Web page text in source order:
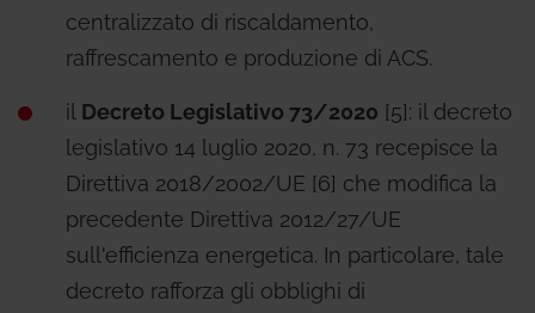
centralizzato di riscaldamento,
raffrescamento e produzione di ACS.
il Decreto Legislativo 73/2020 [5]: il decreto
legislativo 14 luglio 2020, n. 73 recepisce la
Direttiva 2018/2002/UE [6] che modifica la
precedente Direttiva 2012/27/UE
sull'efficienza energetica. In particolare, tale
decreto rafforza gli obblighi di